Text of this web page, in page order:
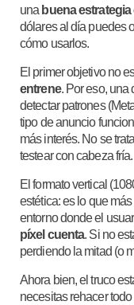
una buena
dólares al día puedes
cómo usarlos.
El primer objetivo no
entrene. Por eso, una
detectar patrones
tipo de anuncio
más interés. No se
testear con cabeza fría.
El formato vertical
estética: es lo que
entorno donde el
píxel cuenta. Si no
perdiendo la mitad (o
Ahora bien, el truco
necesitas rehacer